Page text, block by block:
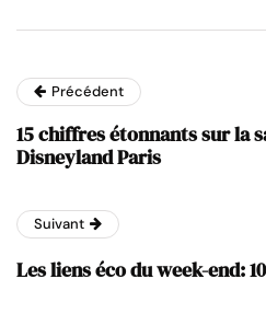
Précédent
15 chiffres étonnants sur la
Disneyland Paris
Suivant
Les liens éco du week-end: